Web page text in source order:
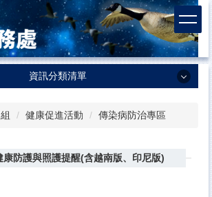
資訊分類清單
習中心
健康促進活動 傳染病防治專區
康防護與照護提醒(含越南版、印尼版)